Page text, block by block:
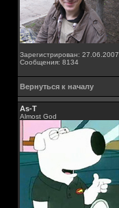
Зарегистрирован: 27.06.2007
Сообщения: 8134
Вернуться к началу
As-T
Almost God